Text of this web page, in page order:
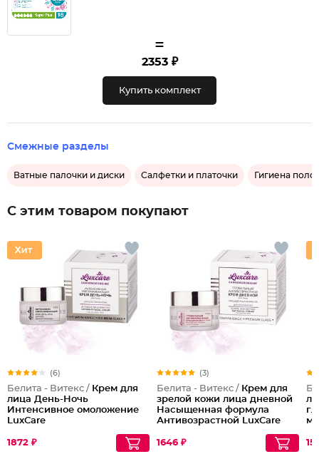
=
2353 ₽
Купить комплект
Смежные разделы
Ватные палочки и диски Салфетки и платочки Гигиена
С этим товаром покупают
(6)
Белита - Витекс / Крем для
лица День-Ночь
Интенсивное омоложение
LuxCare
1872 ₽
(3)
Белита - Витекс / Крем для
зрелой кожи лица дневной
Насыщенная формула
Антивозрастной LuxCare
1646 ₽